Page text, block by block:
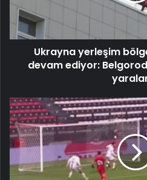
Ukrayna yerleşim
devam ediyor: